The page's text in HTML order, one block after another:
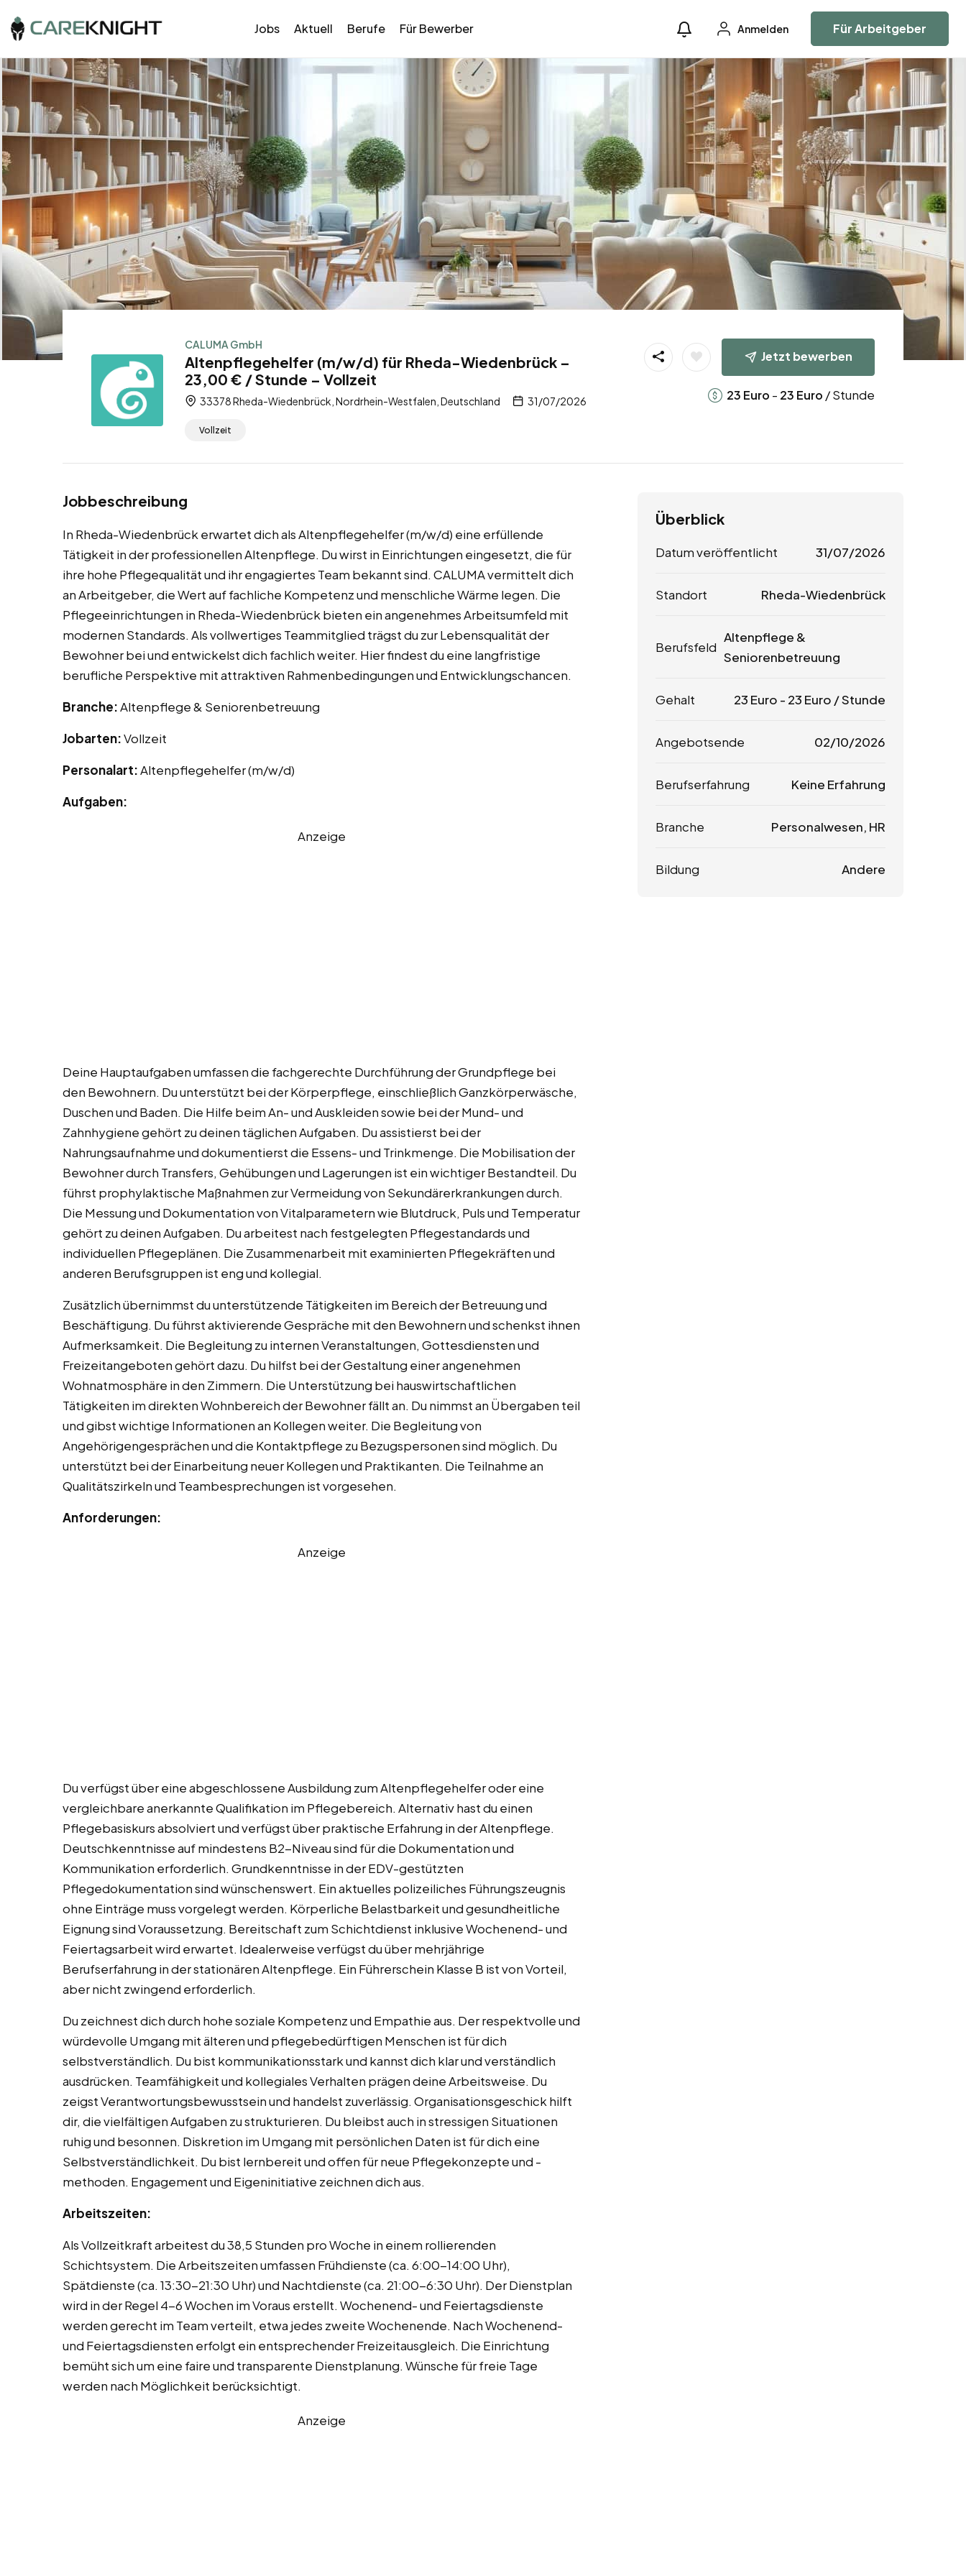
Jobs Aktuell Berufe Für Bewerber Anmelden Für Arbeitgeber
CALUMA GmbH
Altenpflegehelfer (m/w/d) für Rheda-Wiedenbrück –
23,00 € / Stunde – Vollzeit
33378 Rheda-Wiedenbrück, Nordrhein-Westfalen, Deutschland 31/07/2026
Vollzeit
Jetzt bewerben
23 Euro - 23 Euro / Stunde
Jobbeschreibung
In Rheda-Wiedenbrück erwartet dich als Altenpflegehelfer (m/w/d) eine erfüllende
Tätigkeit in der professionellen Altenpflege. Du wirst in Einrichtungen eingesetzt, die für
ihre hohe Pflegequalität und ihr engagiertes Team bekannt sind. CALUMA vermittelt dich
an Arbeitgeber, die Wert auf fachliche Kompetenz und menschliche Wärme legen. Die
Pflegeeinrichtungen in Rheda-Wiedenbrück bieten ein angenehmes Arbeitsumfeld mit
modernen Standards. Als vollwertiges Teammitglied trägst du zur Lebensqualität der
Bewohner bei und entwickelst dich fachlich weiter. Hier findest du eine langfristige
berufliche Perspektive mit attraktiven Rahmenbedingungen und Entwicklungschancen.
Branche:Altenpflege & Seniorenbetreuung
Jobarten:Vollzeit
Personalart:Altenpflegehelfer (m/w/d)
Aufgaben:
Anzeige
Deine Hauptaufgaben umfassen die fachgerechte Durchführung der Grundpflege bei
den Bewohnern. Du unterstützt bei der Körperpflege, einschließlich Ganzkörperwäsche,
Duschen und Baden. Die Hilfe beim An- und Auskleiden sowie bei der Mund- und
Zahnhygiene gehört zu deinen täglichen Aufgaben. Du assistierst bei der
Nahrungsaufnahme und dokumentierst die Essens- und Trinkmenge. Die Mobilisation der
Bewohner durch Transfers, Gehübungen und Lagerungen ist ein wichtiger Bestandteil. Du
führst prophylaktische Maßnahmen zur Vermeidung von Sekundärerkrankungen durch.
Die Messung und Dokumentation von Vitalparametern wie Blutdruck, Puls und Temperatur
gehört zu deinen Aufgaben. Du arbeitest nach festgelegten Pflegestandards und
individuellen Pflegeplänen. Die Zusammenarbeit mit examinierten Pflegekräften und
anderen Berufsgruppen ist eng und kollegial.
Zusätzlich übernimmst du unterstützende Tätigkeiten im Bereich der Betreuung und
Beschäftigung. Du führst aktivierende Gespräche mit den Bewohnern und schenkst ihnen
Aufmerksamkeit. Die Begleitung zu internen Veranstaltungen, Gottesdiensten und
Freizeitangeboten gehört dazu. Du hilfst bei der Gestaltung einer angenehmen
Wohnatmosphäre in den Zimmern. Die Unterstützung bei hauswirtschaftlichen
Tätigkeiten im direkten Wohnbereich der Bewohner fällt an. Du nimmst an Übergaben teil
und gibst wichtige Informationen an Kollegen weiter. Die Begleitung von
Angehörigengesprächen und die Kontaktpflege zu Bezugspersonen sind möglich. Du
unterstützt bei der Einarbeitung neuer Kollegen und Praktikanten. Die Teilnahme an
Qualitätszirkeln und Teambesprechungen ist vorgesehen.
Anforderungen:
Anzeige
Du verfügst über eine abgeschlossene Ausbildung zum Altenpflegehelfer oder eine
vergleichbare anerkannte Qualifikation im Pflegebereich. Alternativ hast du einen
Pflegebasiskurs absolviert und verfügst über praktische Erfahrung in der Altenpflege.
Deutschkenntnisse auf mindestens B2-Niveau sind für die Dokumentation und
Kommunikation erforderlich. Grundkenntnisse in der EDV-gestützten
Pflegedokumentation sind wünschenswert. Ein aktuelles polizeiliches Führungszeugnis
ohne Einträge muss vorgelegt werden. Körperliche Belastbarkeit und gesundheitliche
Eignung sind Voraussetzung. Bereitschaft zum Schichtdienst inklusive Wochenend- und
Feiertagsarbeit wird erwartet. Idealerweise verfügst du über mehrjährige
Berufserfahrung in der stationären Altenpflege. Ein Führerschein Klasse B ist von Vorteil,
aber nicht zwingend erforderlich.
Du zeichnest dich durch hohe soziale Kompetenz und Empathie aus. Der respektvolle und
würdevolle Umgang mit älteren und pflegebedürftigen Menschen ist für dich
selbstverständlich. Du bist kommunikationsstark und kannst dich klar und verständlich
ausdrücken. Teamfähigkeit und kollegiales Verhalten prägen deine Arbeitsweise. Du
zeigst Verantwortungsbewusstsein und handelst zuverlässig. Organisationsgeschick hilft
dir, die vielfältigen Aufgaben zu strukturieren. Du bleibst auch in stressigen Situationen
ruhig und besonnen. Diskretion im Umgang mit persönlichen Daten ist für dich eine
Selbstverständlichkeit. Du bist lernbereit und offen für neue Pflegekonzepte und -
methoden. Engagement und Eigeninitiative zeichnen dich aus.
Arbeitszeiten:
Als Vollzeitkraft arbeitest du 38,5 Stunden pro Woche in einem rollierenden
Schichtsystem. Die Arbeitszeiten umfassen Frühdienste (ca. 6:00-14:00 Uhr),
Spätdienste (ca. 13:30-21:30 Uhr) und Nachtdienste (ca. 21:00-6:30 Uhr). Der Dienstplan
wird in der Regel 4-6 Wochen im Voraus erstellt. Wochenend- und Feiertagsdienste
werden gerecht im Team verteilt, etwa jedes zweite Wochenende. Nach Wochenend-
und Feiertagsdiensten erfolgt ein entsprechender Freizeitausgleich. Die Einrichtung
bemüht sich um eine faire und transparente Dienstplanung. Wünsche für freie Tage
werden nach Möglichkeit berücksichtigt.
Anzeige
Überblick
Datum veröffentlicht 31/07/2026
Standort Rheda-Wiedenbrück
Berufsfeld
Altenpflege &
Seniorenbetreuung
Gehalt 23 Euro - 23 Euro / Stunde
Angebotsende 02/10/2026
Berufserfahrung Keine Erfahrung
Branche Personalwesen, HR
Bildung Andere